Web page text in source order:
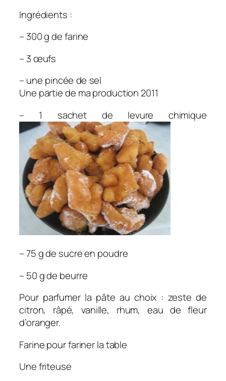
Ingrédients :
– 300 g de farine
– 3 œufs
– une pincée de sel
Une partie de ma production 2011
– 1 sachet de levure chimique
– 75 g de sucre en poudre
– 50 g de beurre
Pour parfumer la pâte au choix : zeste de
citron, râpé, vanille, rhum, eau de fleur
d’oranger.
Farine pour fariner la table
Une friteuse